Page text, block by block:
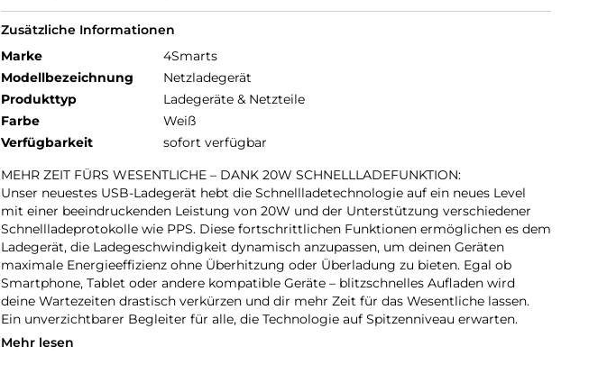
Zusätzliche Informationen
Marke
4Smarts
Modellbezeichnung
Netzladegerät
Produkttyp
Ladegeräte & Netzteile
Farbe
Weiß
Verfügbarkeit
sofort verfügbar
MEHR ZEIT FÜRS WESENTLICHE – DANK 20W SCHNELLLADEFUNKTION:
Unser neuestes USB-Ladegerät hebt die Schnellladetechnologie auf ein neues Level
mit einer beeindruckenden Leistung von 20W und der Unterstützung verschiedener
Schnellladeprotokolle wie PPS. Diese fortschrittlichen Funktionen ermöglichen es dem
Ladegerät, die Ladegeschwindigkeit dynamisch anzupassen, um deinen Geräten
maximale Energieeffizienz ohne Überhitzung oder Überladung zu bieten. Egal ob
Smartphone, Tablet oder andere kompatible Geräte – blitzschnelles Aufladen wird
deine Wartezeiten drastisch verkürzen und dir mehr Zeit für das Wesentliche lassen.
Ein unverzichtbarer Begleiter für alle, die Technologie auf Spitzenniveau erwarten.
MODERNES DESIGN TRIFFT MODERNEN LIFESTYLE:
Mehr lesen